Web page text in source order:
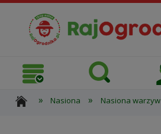
» Nasiona » Nasiona warzyw